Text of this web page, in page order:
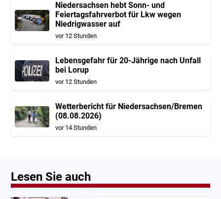
Niedersachsen hebt Sonn- und
Feiertagsfahrverbot für Lkw wegen
Niedrigwasser auf
vor 12 Stunden
Lebensgefahr für 20-Jährige nach Unfall
bei Lorup
vor 12 Stunden
Wetterbericht für Niedersachsen/Bremen
(08.08.2026)
vor 14 Stunden
Lesen Sie auch